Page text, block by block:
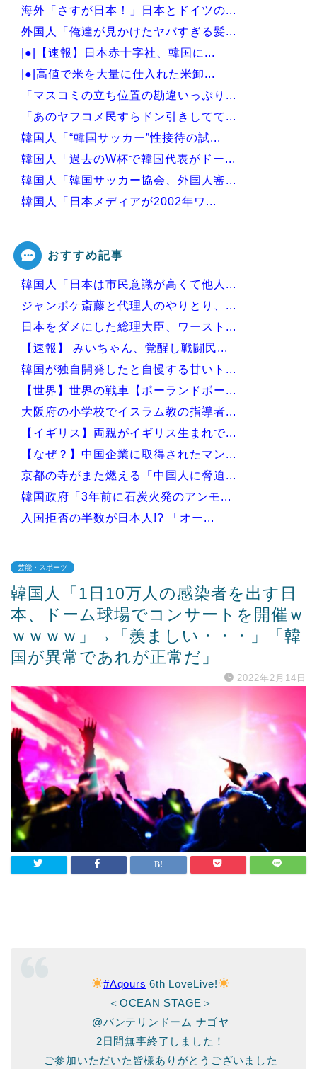
海外「さすが日本！」日本とドイツの...
外国人「俺達が見かけたヤバすぎる髪...
|●|【速報】日本赤十字社、韓国に...
|●|高値で米を大量に仕入れた米卸...
「マスコミの立ち位置の勘違いっぷり...
「あのヤフコメ民すらドン引きしてて...
韓国人「“韓国サッカー”性接待の試...
韓国人「過去のW杯で韓国代表がドー...
韓国人「韓国サッカー協会、外国人審...
韓国人「日本メディアが2002年ワ...
Powered by livedoor 相互RSS
おすすめ記事
韓国人「日本は市民意識が高くて他人...
ジャンポケ斎藤と代理人のやりとり、...
日本をダメにした総理大臣、ワースト...
【速報】 みいちゃん、覚醒し戦闘民...
韓国が独自開発したと自慢する甘いト...
【世界】世界の戦車【ポーランドボー...
大阪府の小学校でイスラム教の指導者...
【イギリス】両親がイギリス生まれで...
【なぜ？】中国企業に取得されたマン...
京都の寺がまた燃える「中国人に脅迫...
韓国政府「3年前に石炭火発のアンモ...
入国拒否の半数が日本人!? 「オー...
Powered by livedoor 相互RSS
芸能・スポーツ
韓国人「1日10万人の感染者を出す日
本、ドーム球場でコンサートを開催ｗ
ｗｗｗｗ」→「羨ましい・・・」「韓
国が異常であれが正常だ」
2022年2月14日
#Aqours 6th LoveLive!
＜OCEAN STAGE＞
@バンテリンドーム ナゴヤ
2日間無事終了しました！
ご参加いただいた皆様ありがとうございました